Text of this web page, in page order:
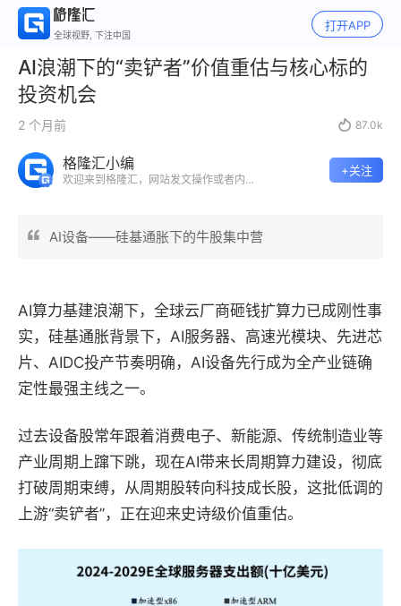
全球视野, 下注中国
打开APP
AI浪潮下的“卖铲者”价值重估与核心标的
投资机会
2 个月前  87.0k
格隆汇小编
欢迎来到格隆汇，网站发文操作或者内容
+关注
AI设备——硅基通胀下的牛股集中营
AI算力基建浪潮下，全球云厂商砸钱扩算力已成刚性事
实，硅基通胀背景下，AI服务器、高速光模块、先进芯
片、AIDC投产节奏明确，AI设备先行成为全产业链确
定性最强主线之一。
过去设备股常年跟着消费电子、新能源、传统制造业等
产业周期上蹿下跳，现在AI带来长周期算力建设，彻底
打破周期束缚，从周期股转向科技成长股，这批低调的
上游“卖铲者”，正在迎来史诗级价值重估。